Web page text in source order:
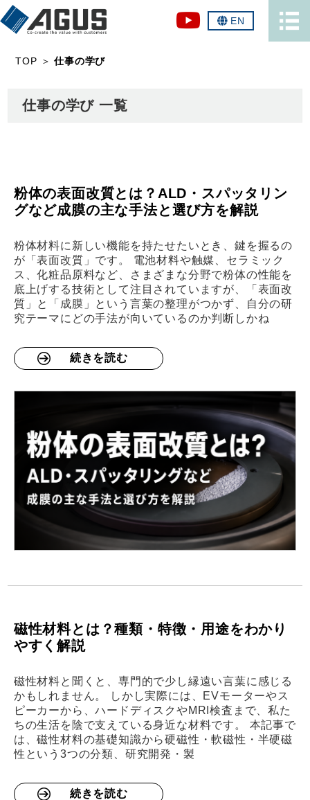
EN
TOP ＞仕事の学び
仕事の学び 一覧
粉体の表面改質とは？ALD・スパッタリン
グなど成膜の主な手法と選び方を解説
粉体材料に新しい機能を持たせたいとき、鍵を握るの
が「表面改質」です。 電池材料や触媒、セラミック
ス、化粧品原料など、さまざまな分野で粉体の性能を
底上げする技術として注目されていますが、「表面改
質」と「成膜」という言葉の整理がつかず、自分の研
究テーマにどの手法が向いているのか判断しかね
続きを読む
磁性材料とは？種類・特徴・用途をわかり
やすく解説
磁性材料と聞くと、専門的で少し縁遠い言葉に感じる
かもしれません。 しかし実際には、EVモーターやス
ピーカーから、ハードディスクやMRI検査まで、私た
ちの生活を陰で支えている身近な材料です。 本記事で
は、磁性材料の基礎知識から硬磁性・軟磁性・半硬磁
性という3つの分類、研究開発・製
続きを読む